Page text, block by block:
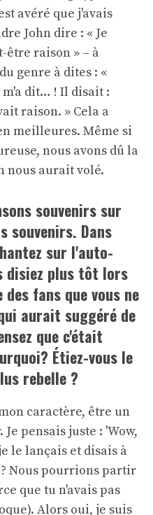
avéré que j'avais
John dire : « Je
être raison » – à
genre à dites : «
m'a dit… ! Il disait :
raison. » Cela a
meilleures. Même si
nous avons dû la
nous aurait volé.
souvenirs sur
souvenirs. Dans
sur l'auto-
disiez plus tôt lors
des fans que vous ne
aurait suggéré de
que c'était
Étiez-vous le
rebelle ?
caractère, être un
pensais juste : 'Wow,
le lançais et disais à
? Nous pourrions partir
que tu n'avais pas
Alors oui, je suis